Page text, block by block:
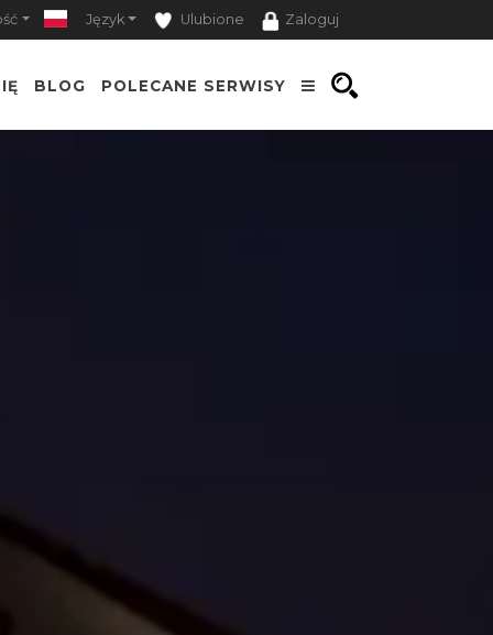
Język Ulubione Zaloguj
BLOG POLECANE SERWISY